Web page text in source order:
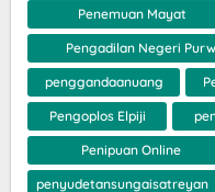
Penemuan Mayat
Pengadilan Negeri
penggandaanuang
Pengoplos Elpiji
Penipuan Online
penyudetansungaisatreyan